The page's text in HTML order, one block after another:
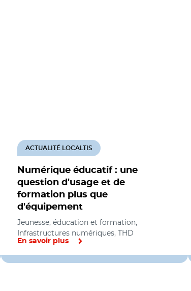
Numérique éducatif : une
question d'usage et de
formation plus que
d'équipement
ACTUALITÉ LOCALTIS
Jeunesse, éducation et formation,
Infrastructures numériques, THD
En savoir plus